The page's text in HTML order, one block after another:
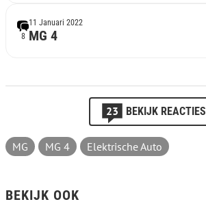
8 MG 4
11 Januari 2022
23 BEKIJK REACTIES
MG MG 4 Elektrische Auto
BEKIJK OOK